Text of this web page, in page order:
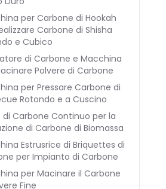
per Carbone di Hookah
Carbone di Shisha
e Cubico
di Carbone e Macchina
Polvere di Carbone
per Pressare Carbone di
Rotondo e a Cuscino
di Carbone Continuo per la
di Carbone di Biomassa
Estrusrice di Briquettes di
per Impianto di Carbone
per Macinare il Carbone
Fine